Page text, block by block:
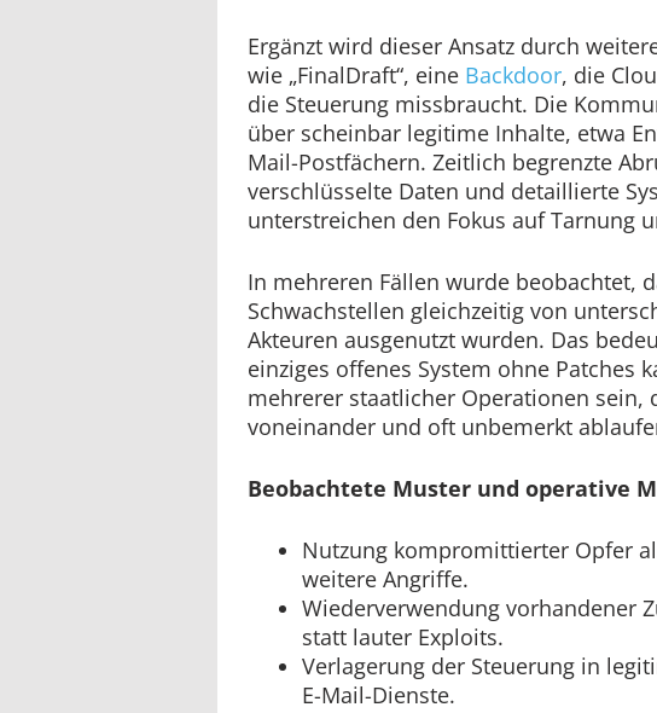
Ergänzt wird dieser Ansatz durch
wie „FinalDraft“, eine Backdoor, die
die Steuerung missbraucht. Die
über scheinbar legitime Inhalte, etwa
Mail-Postfächern. Zeitlich begrenzte
verschlüsselte Daten und detaillierte
unterstreichen den Fokus auf Tarnung
In mehreren Fällen wurde beobachtet,
Schwachstellen gleichzeitig von
Akteuren ausgenutzt wurden. Das
einziges offenes System ohne Patches
mehrerer staatlicher Operationen sein,
voneinander und oft unbemerkt
Beobachtete Muster und operative
Nutzung kompromittierter Opfer
weitere Angriffe.
Wiederverwendung vorhandener
statt lauter Exploits.
Verlagerung der Steuerung in
E-Mail-Dienste.